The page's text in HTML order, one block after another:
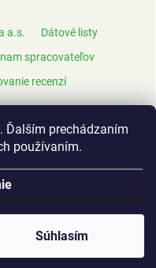
Ďalším prechádzaním
používaním.
Súhlasím
a.s.
Dátové listy
spracovateľov
recenzí
práva vyhradené.